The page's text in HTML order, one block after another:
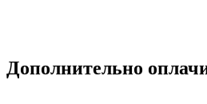
Дополнительно